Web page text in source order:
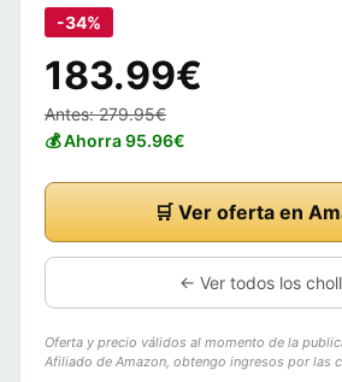
-34%
183.99€
Antes: 279.95€
💰 Ahorra 95.96€
🛒 Ver oferta en
← Ver todos los
Oferta y precio válidos al momento de la
Afiliado de Amazon, obtengo ingresos por las